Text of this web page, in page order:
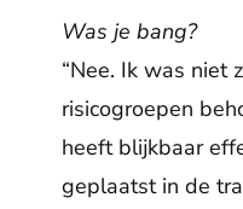
Was je bang?
“Nee. Ik was niet
risicogroepen
heeft blijkbaar
geplaatst in de